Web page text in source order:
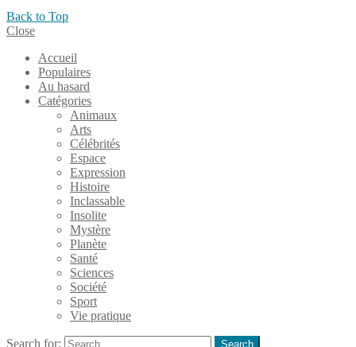
Back to Top
Close
Accueil
Populaires
Au hasard
Catégories
Animaux
Arts
Célébrités
Espace
Expression
Histoire
Inclassable
Insolite
Mystère
Planète
Santé
Sciences
Société
Sport
Vie pratique
Search for: Search